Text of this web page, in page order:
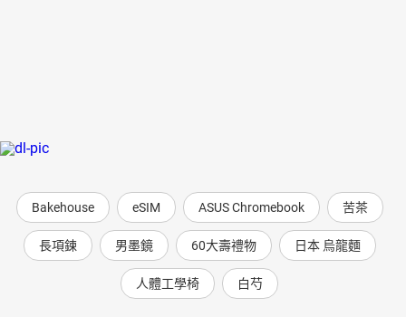
Bakehouse eSIM ASUS Chromebook 苦茶
長項鍊 男墨鏡 60大壽禮物 日本 烏龍麵
人體工學椅 白芍